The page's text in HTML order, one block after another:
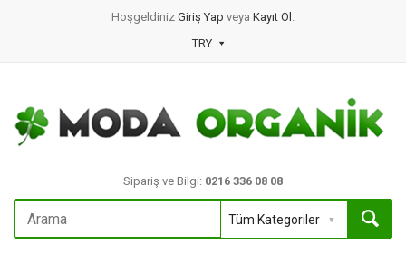
Hoşgeldiniz Giriş Yap veya Kayıt Ol .
TRY
Sipariş ve Bilgi: 0216 336 08 08